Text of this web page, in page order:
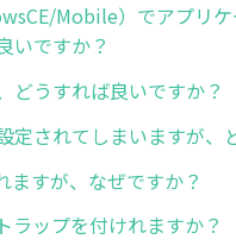
Mobile）でアプリ
いですか？
どうすれば良いですか？
定されてしまいますが、
ますが、なぜですか？
ラップを付けれますか？